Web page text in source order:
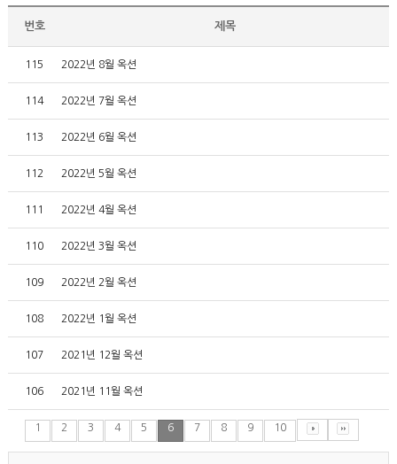
번호 제목
115 2022년 8월 옥션
114 2022년 7월 옥션
113 2022년 6월 옥션
112 2022년 5월 옥션
111 2022년 4월 옥션
110 2022년 3월 옥션
109 2022년 2월 옥션
108 2022년 1월 옥션
107 2021년 12월 옥션
106 2021년 11월 옥션
1 2 3 4 5 6 7 8 9 10